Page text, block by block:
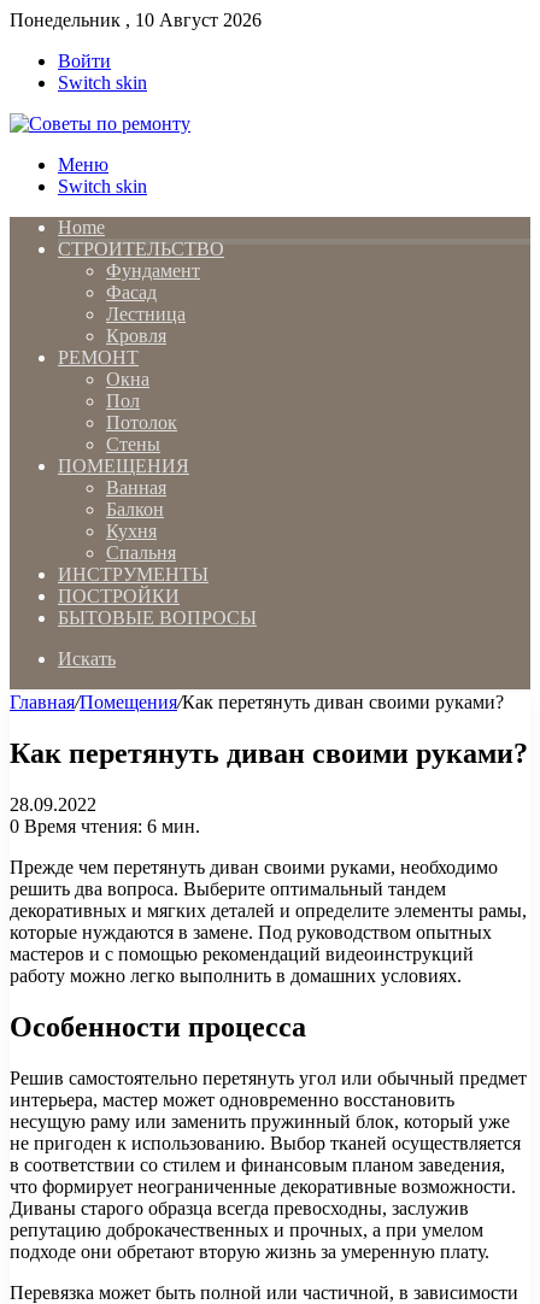
Понедельник , 10 Август 2026
Войти
Switch skin
Меню
Switch skin
Home
СТРОИТЕЛЬСТВО
Фундамент
Фасад
Лестница
Кровля
РЕМОНТ
Окна
Пол
Потолок
Стены
ПОМЕЩЕНИЯ
Ванная
Балкон
Кухня
Спальня
ИНСТРУМЕНТЫ
ПОСТРОЙКИ
БЫТОВЫЕ ВОПРОСЫ
Искать
Главная/Помещения/Как перетянуть диван своими руками?
Как перетянуть диван своими руками?
28.09.2022
0 Время чтения: 6 мин.
Прежде чем перетянуть диван своими руками, необходимо
решить два вопроса. Выберите оптимальный тандем
декоративных и мягких деталей и определите элементы рамы,
которые нуждаются в замене. Под руководством опытных
мастеров и с помощью рекомендаций видеоинструкций
работу можно легко выполнить в домашних условиях.
Особенности процесса
Решив самостоятельно перетянуть угол или обычный предмет
интерьера, мастер может одновременно восстановить
несущую раму или заменить пружинный блок, который уже
не пригоден к использованию. Выбор тканей осуществляется
в соответствии со стилем и финансовым планом заведения,
что формирует неограниченные декоративные возможности.
Диваны старого образца всегда превосходны, заслужив
репутацию доброкачественных и прочных, а при умелом
подходе они обретают вторую жизнь за умеренную плату.
Перевязка может быть полной или частичной, в зависимости